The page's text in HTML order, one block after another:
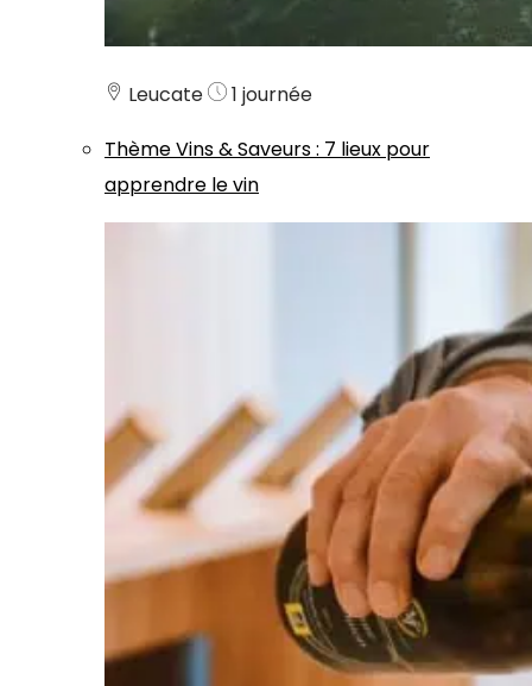
Leucate
1 journée
ThèmeVins & Saveurs: 7 lieux pour
apprendre le vin